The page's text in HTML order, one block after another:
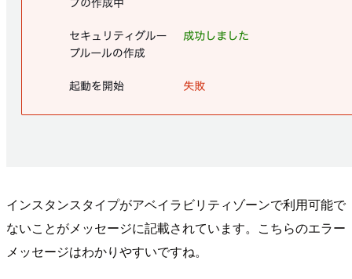
インスタンスタイプがアベイラビリティゾーンで利用可能で
ないことがメッセージに記載されています。こちらのエラー
メッセージはわかりやすいですね。